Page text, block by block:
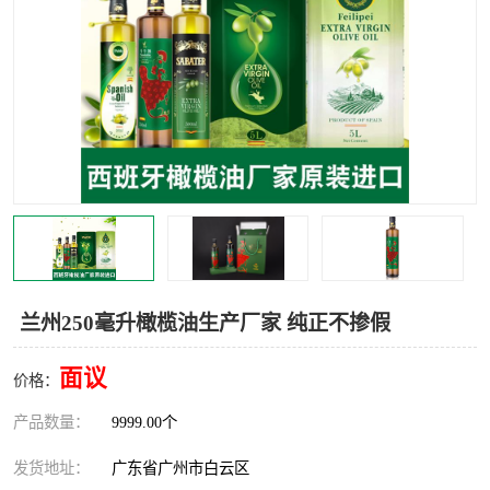
兰州250毫升橄榄油生产厂家 纯正不掺假
价格： 面议
产品数量： 9999.00个
发货地址： 广东省广州市白云区